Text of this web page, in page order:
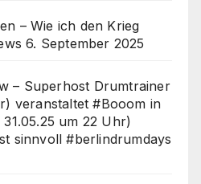
– Wie ich den Krieg
6. September 2025
– Superhost Drumtrainer
veranstaltet #Booom in
um 22 Uhr)
sinnvoll #berlindrumdays